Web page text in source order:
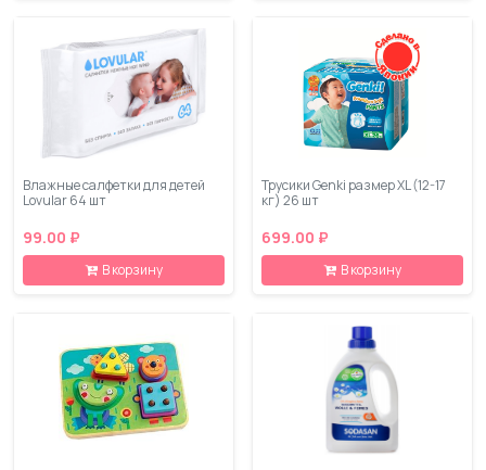
Влажные салфетки для детей
Lovular 64 шт
99.00 ₽
В корзину
Трусики Genki размер XL (12-17
кг) 26 шт
699.00 ₽
В корзину